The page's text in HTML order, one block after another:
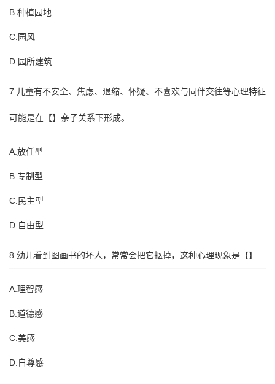
B.种植园地
C.园风
D.园所建筑
7.儿童有不安全、焦虑、退缩、怀疑、不喜欢与同伴交往等心理特征
可能是在【】亲子关系下形成。
A.放任型
B.专制型
C.民主型
D.自由型
8.幼儿看到图画书的坏人，常常会把它抠掉，这种心理现象是【】
A.理智感
B.道德感
C.美感
D.自尊感